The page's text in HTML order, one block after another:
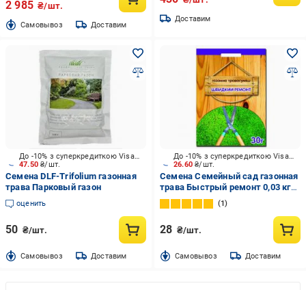
2 985 ₴/шт.
Cамовывоз Доставим
Доставим
47.50₴/шт.
До -10% з суперкредиткою Visa Вигода
Семена DLF-Trifolium газонная
трава Парковый газон
оценить
50 ₴/шт.
Cамовывоз Доставим
26.60₴/шт.
До -10% з суперкредиткою Visa Вигода
Семена Семейный сад газонная
трава Быстрый ремонт 0,03 кг
30 г
1
28 ₴/шт.
Cамовывоз Доставим